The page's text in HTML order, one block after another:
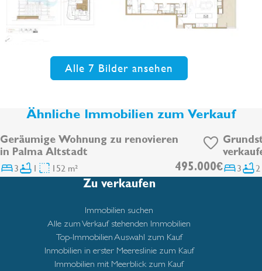
Alle 7 Bilder ansehen
Ähnliche Immobilien zum Verkauf
Geräumige Wohnung zu renovieren
in Palma Altstadt
3 1 152 m² 495.000€ 3
2
Zu verkaufen
Immobilien suchen
Alle zum Verkauf stehenden Immobilien
Top-Immobilien Auswahl zum Kauf
Inmobilien in erster Meereslinie zum Kauf
Immobilien mit Meerblick zum Kauf